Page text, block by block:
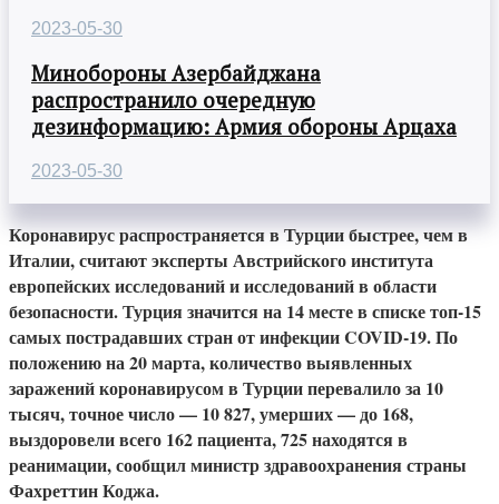
2023-05-30
Минобороны Азербайджана
распространило очередную
дезинформацию: Армия обороны Арцаха
2023-05-30
Коронавирус распространяется в Турции быстрее, чем в
Италии, считают эксперты Австрийского института
европейских исследований и исследований в области
безопасности. Турция значится на 14 месте в списке топ-15
самых пострадавших стран от инфекции COVID-19. По
положению на 20 марта, количество выявленных
заражений коронавирусом в Турции перевалило за 10
тысяч, точное число — 10 827, умерших — до 168,
выздоровели всего 162 пациента, 725 находятся в
реанимации, сообщил министр здравоохранения страны
Фахреттин Коджа.